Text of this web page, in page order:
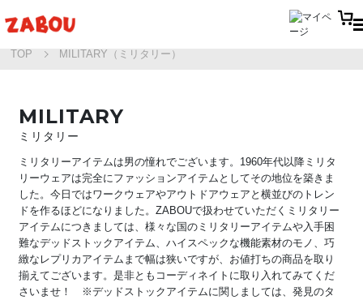
TOP MILITARY（ミリタリー）
MILITARY
ミリタリー
ミリタリーアイテムは男の憧れでございます。1960年代以降ミリタ
リーウェアは完全にファッションアイテムとしてその地位を築きま
した。今日ではワークウェアやアウトドアウェアと横並びのトレン
ドを作るほどになりました。ZABOUで扱わせていただくミリタリー
アイテムにつきましては、様々な国のミリタリーアイテムや入手困
難なデッドストックアイテム、ハイスペックな機能素材のモノ、巧
緻なレプリカアイテムまで幅は狭いですが、お値打ちの商品を取り
揃えてございます。是非ともコーディネイトに取り入れてみてくだ
さいませ！ ※デッドストックアイテムに関しましては、発見のタ